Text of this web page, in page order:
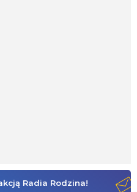
Radia Rodzina!